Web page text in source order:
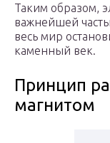
Таким образом,
важнейшей
весь мир
каменный век.
Принцип
магнитом